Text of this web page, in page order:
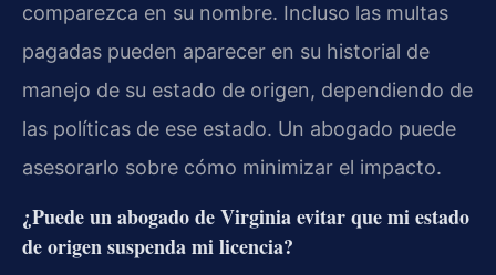
comparezca en su nombre. Incluso las multas
pagadas pueden aparecer en su historial de
manejo de su estado de origen, dependiendo de
las políticas de ese estado. Un abogado puede
asesorarlo sobre cómo minimizar el impacto.
¿Puede un abogado de Virginia evitar que mi estado
de origen suspenda mi licencia?